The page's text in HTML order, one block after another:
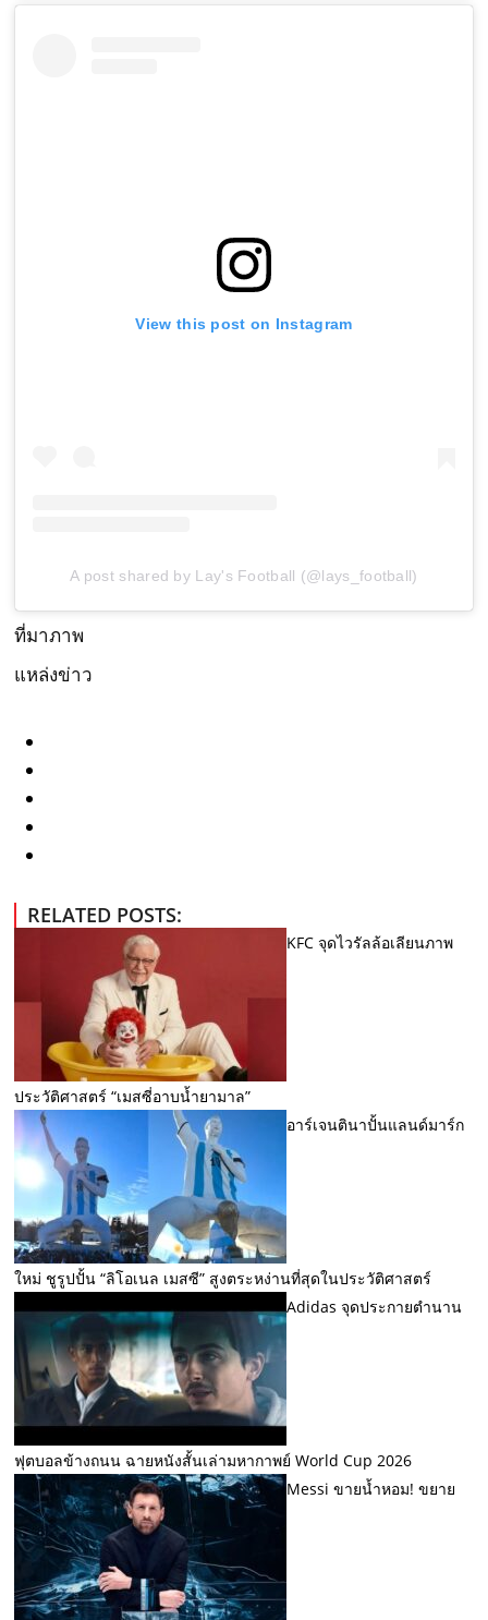
View this post on Instagram
A post shared by Lay's Football (@lays_football)
ที่มาภาพ
แหล่งข่าว
RELATED POSTS:
KFC จุดไวรัลล้อเลียนภาพ
ประวัติศาสตร์ “เมสซี่อาบน้ำยามาล”
อาร์เจนตินาปั้นแลนด์มาร์ก
ใหม่ ชูรูปปั้น “ลิโอเนล เมสซี” สูงตระหง่านที่สุดในประวัติศาสตร์
Adidas จุดประกายตำนาน
ฟุตบอลข้างถนน ฉายหนังสั้นเล่ามหากาพย์ World Cup 2026
Messi ขายน้ำหอม! ขยาย